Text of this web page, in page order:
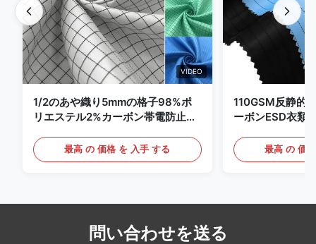
VIDEO
1/2のあや織り5mmの格子98%ポ
リエステル2%カーボン帯電防止衣
最高 の 価格 を 入手 する
110GSM反静的
ーボンESD衣類
最高 の 価
問い合わせを送る